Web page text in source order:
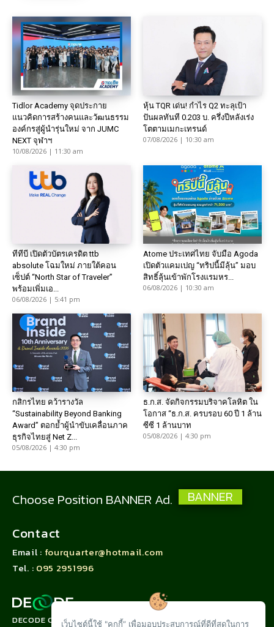
Tidlor Academy จุดประกาย
แนวคิดการสร้างคนและวัฒนธรรม
องค์กรสู่ผู้นำรุ่นใหม่ จาก JUMC
NEXT จุฬาฯ
10/08/2026 | 11:30 am
หุ้น TQR เด่น! กำไร Q2 ทะลุเป้า
ปันผลทันที 0.203 บ. ครึ่งปีหลังเร่ง
โตตามเมกะเทรนด์
07/08/2026 | 10:30 am
ทีทีบี เปิดตัวบัตรเครดิต ttb
absolute โฉมใหม่ ภายใต้คอน
เซ็ปต์ “North Star of Traveler”
พร้อมเพิ่มเอ...
06/08/2026 | 5:41 pm
Atome ประเทศไทย จับมือ Agoda
เปิดตัวแคมเปญ “ทริปนี้มีลุ้น” มอบ
สิทธิ์ลุ้นเข้าพักโรงแรมหร...
06/08/2026 | 10:30 am
กสิกรไทย คว้ารางวัล
“Sustainability Beyond Banking
Award” ตอกย้ำผู้นำขับเคลื่อนภาค
ธุรกิจไทยสู่ Net Z...
05/08/2026 | 4:30 pm
ธ.ก.ส. จัดกิจกรรมบริจาคโลหิต ใน
โอกาส “ธ.ก.ส. ครบรอบ 60 ปี 1 ล้าน
ซีซี 1 ล้านบาท
05/08/2026 | 4:30 pm
Choose Position BANNER Ad. BANNER
Contact
Email : fourquarter@hotmail.com
Tel. : 095 2951996
DECODE CORPORATION LIMITED
เว็บไซต์นี้ใช้ "คุกกี้” เพื่อมอบประสบการณ์ที่ดีที่สุดในการ